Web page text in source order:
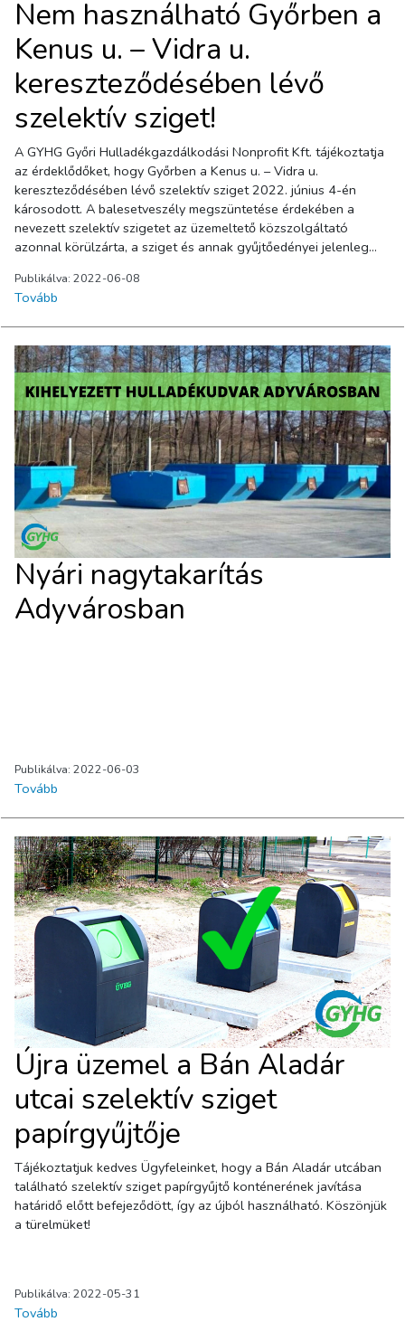
Nem használható Győrben a
Kenus u. – Vidra u.
kereszteződésében lévő
szelektív sziget!
A GYHG Győri Hulladékgazdálkodási Nonprofit Kft. tájékoztatja
az érdeklődőket, hogy Győrben a Kenus u. – Vidra u.
kereszteződésében lévő szelektív sziget 2022. június 4-én
károsodott. A balesetveszély megszüntetése érdekében a
nevezett szelektív szigetet az üzemeltető közszolgáltató
azonnal körülzárta, a sziget és annak gyűjtőedényei jelenleg
üzembehelyezéséig a közszolgáltató a közelben lévő alábbi
szelektív hulladékgyűjtő szigetek használatát javasolja: Kenus
utcai (Víztükör utca felőli rész) sziget Ciklámen utcai sziget
Tábor úti temető melletti sziget A szigetet üzemeltető GYHG
Győri Hulladékgazdálkodási Nonprofit Kft. megköszöni a
lakosság türelmét és megértését.
Publikálva: 2022-06-08
Tovább
Nyári nagytakarítás
Adyvárosban
Publikálva: 2022-06-03
Tovább
Újra üzemel a Bán Aladár
utcai szelektív sziget
papírgyűjtője
Tájékoztatjuk kedves Ügyfeleinket, hogy a Bán Aladár utcában
található szelektív sziget papírgyűjtő konténerének javítása
határidő előtt befejeződött, így az újból használható. Köszönjük
a türelmüket!
Publikálva: 2022-05-31
Tovább